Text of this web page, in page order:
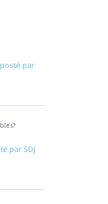
posté par
par SDJ